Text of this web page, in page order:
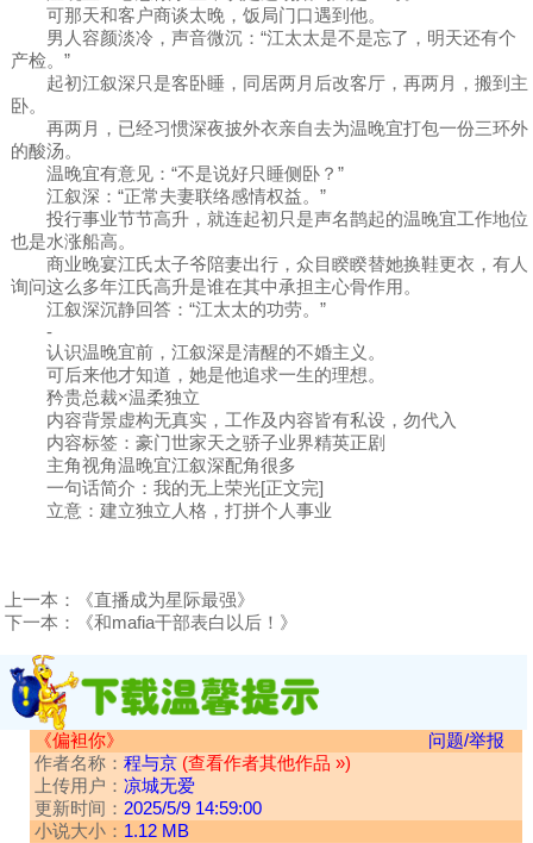
可那天和客户商谈太晚，饭局门口遇到他。
男人容颜淡冷，声音微沉：“江太太是不是忘了，明天还有个
产检。”
起初江叙深只是客卧睡，同居两月后改客厅，再两月，搬到主
卧。
再两月，已经习惯深夜披外衣亲自去为温晚宜打包一份三环外
的酸汤。
温晚宜有意见：“不是说好只睡侧卧？”
江叙深：“正常夫妻联络感情权益。”
投行事业节节高升，就连起初只是声名鹊起的温晚宜工作地位
也是水涨船高。
商业晚宴江氏太子爷陪妻出行，众目睽睽替她换鞋更衣，有人
询问这么多年江氏高升是谁在其中承担主心骨作用。
江叙深沉静回答：“江太太的功劳。”
-
认识温晚宜前，江叙深是清醒的不婚主义。
可后来他才知道，她是他追求一生的理想。
矜贵总裁×温柔独立
内容背景虚构无真实，工作及内容皆有私设，勿代入
内容标签：豪门世家天之骄子业界精英正剧
主角视角温晚宜江叙深配角很多
一句话简介：我的无上荣光[正文完]
立意：建立独立人格，打拼个人事业
上一本：
《直播成为星际最强》
下一本：
《和mafia干部表白以后！》
《偏袒你》
问题/举报
作者名称： 程与京 (查看作者其他作品 »)
上传用户： 凉城无爱
更新时间： 2025/5/9 14:59:00
小说大小： 1.12 MB